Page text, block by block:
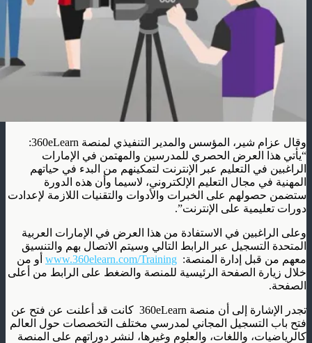
وقال عزام شير، المؤسس والمدير التنفيذي لمنصة 360eLearn:
“يأتي هذا العرض الحصري للمدرسين والمهتمن في الإمارات
الراغبين في التعليم عبر الإنترنت لتمكينهم من البدء في حياتهم
المهنية في مجال التعليم الإلكتروني، لاسيما وأن هذه الدورة
ستضمن حصولهم على الخبرات والأدوات والتقنيات اللازمة لإعدادت
دورات تعليمية على الإنترنت”.
وعلى الراغبين في الاستفادة من هذا العرض في الإمارات العربية
المتحدة التسجيل عبر الرابط التالي وسيتم الاتصال بهم والتنسيق
معهم من قبل إدارة المنصة: www.360elearn.com/Training أو من
خلال زيارة الصفحة الرئيسية للمنصة والضغط على الرابط من أعلى
الصفحة.
تجدر الإشارة إلى أن منصة 360eLearn
كانت قد أعلنت عن فتح عن
فتح باب التسجيل المجاني لمدرسي مختلف التخصصات حول العالم
كالرياضيات، واللغات، والعلوم وغيرها، لنشر دوراتهم على المنصة